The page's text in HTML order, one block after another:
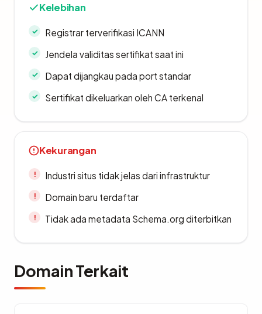
Kelebihan
Registrar terverifikasi ICANN
Jendela validitas sertifikat saat ini
Dapat dijangkau pada port standar
Sertifikat dikeluarkan oleh CA terkenal
Kekurangan
Industri situs tidak jelas dari infrastruktur
Domain baru terdaftar
Tidak ada metadata Schema.org diterbitkan
Domain Terkait